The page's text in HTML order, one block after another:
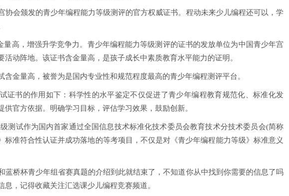
协会颁发的青少年编程能力等级测评的官方权威证书。程动未来少儿编程还可以，学
量高，增强升学竞争力。青少年编程能力等级测评的证书的发放单位为中国青少年宫
动阵地。该证书含金量高，是孩子成长中素质教育水平能力的证明。
含金量高，被誉为是国内专业性和规范程度最高的青少年编程测评平台。
证书的作用如下：科学性的水平鉴定不仅促进了青少年编程教育规范化、标准化发
供官方依据。明确学习目标，评估学习效果，鼓励创新。
测试作为国内首家通过全国信息技术标准化技术委员会教育技术分技术委员会(简称
标准符合性认证并成功落地的等考项目，不仅是对《青少年编程能力等级》标准意义
蓝桥杯青少年组省赛真题的介绍到此就结束了，不知道你从中找到你需要的信息了吗
息，记得收藏关注汇选课少儿编程竞赛频道。